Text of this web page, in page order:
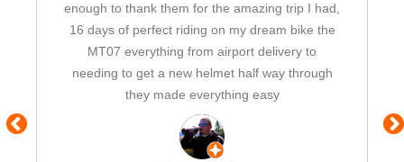
enough to thank them for the amazing trip I had,
16 days of perfect riding on my dream bike the
MT07 everything from airport delivery to
needing to get a new helmet half way through
they made everything easy